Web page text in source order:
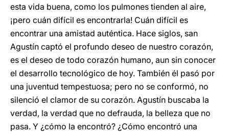
esta vida buena, como los pulmones tienden al aire,
¡pero cuán difícil es encontrarla! Cuán difícil es
encontrar una amistad auténtica. Hace siglos, san
Agustín captó el profundo deseo de nuestro corazón,
es el deseo de todo corazón humano, aun sin conocer
el desarrollo tecnológico de hoy. También él pasó por
una juventud tempestuosa; pero no se conformó, no
silenció el clamor de su corazón. Agustín buscaba la
verdad, la verdad que no defrauda, la belleza que no
pasa. Y ¿cómo la encontró? ¿Cómo encontró una